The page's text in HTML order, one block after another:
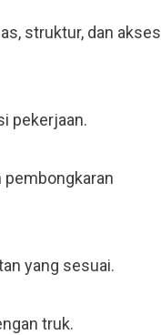
struktur, dan akses
pekerjaan.
yang sesuai.
truk.